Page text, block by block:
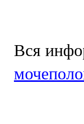
Вся